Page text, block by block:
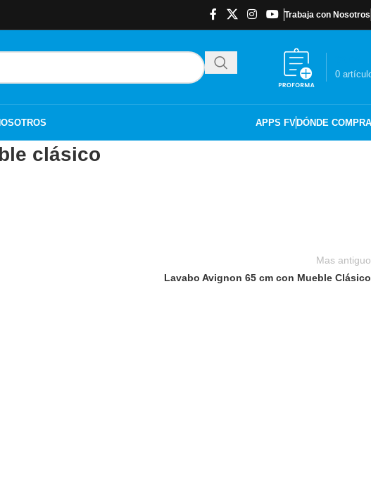
Trabaja con Nosotros
0
APPS FVDÓNDE
clásico
Mas antiguo
Lavabo Avignon 65 cm con Mueble Clásico